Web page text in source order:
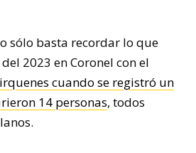
sólo basta recordar lo que
2023 en Coronel con el
cuando se registró un
14 personas, todos